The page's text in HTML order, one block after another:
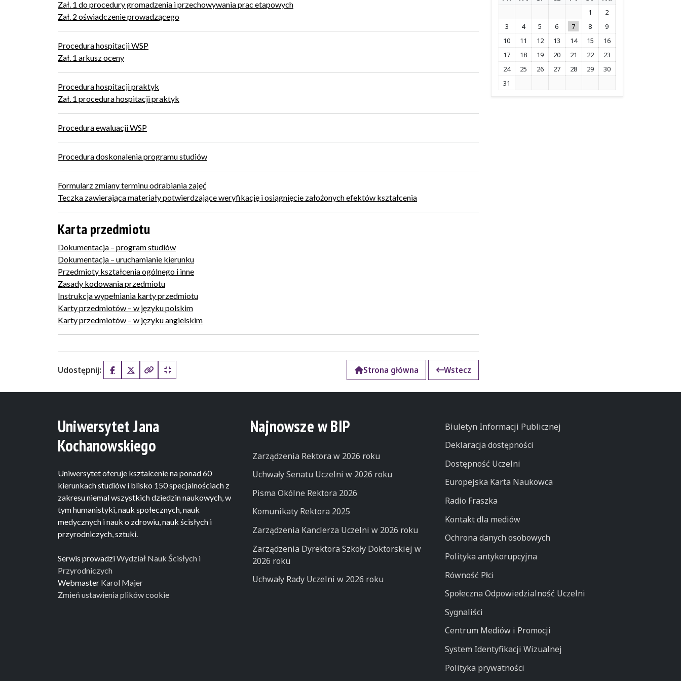
Zał. 1 do procedury gromadzenia i przechowywania prac etapowych
Zał. 2 oświadczenie prowadzącego
Procedura hospitacji WSP
Zał. 1 arkusz oceny
Procedura hospitacji praktyk
Zał. 1 procedura hospitacji praktyk
Procedura ewaluacji WSP
Procedura doskonalenia programu studiów
Formularz zmiany terminu odrabiania zajęć
Teczka zawierająca materiały potwierdzające weryfikację i osiągnięcie założonych efektów kształcenia
Karta przedmiotu
Dokumentacja – program studiów
Dokumentacja – uruchamianie kierunku
Przedmioty kształcenia ogólnego i inne
Zasady kodowania przedmiotu
Instrukcja wypełniania karty przedmiotu
Karty przedmiotów – w języku polskim
Karty przedmiotów – w języku angielskim
Udostępnij: FacebookX (Twitter)
Kopiuj pełny link
Kopiuj krótki link Strona główna Wstecz
1
2
3
4 5 6 7 8
9
10
11 12 13 14 15
16
17
18 19 20 21 22
23
24
25 26 27 28 29
30
31
Uniwersytet Jana
Kochanowskiego
Uniwersytet oferuje ksztalcenie na ponad 60
kierunkach studiów i blisko 150 specjalnościach z
zakresu niemal wszystkich dziedzin naukowych, w
tym humanistyki, nauk społecznych, nauk
medycznych i nauk o zdrowiu, nauk ścisłych i
przyrodniczych, sztuki.
Serwis prowadziWydział Nauk Ścisłych i
Przyrodniczych
Webmaster Karol Majer
Zmień ustawienia plików cookie
Najnowsze w BIP
Zarządzenia Rektora w 2026 roku
Uchwały Senatu Uczelni w 2026 roku
Pisma Okólne Rektora 2026
Komunikaty Rektora 2025
Zarządzenia Kanclerza Uczelni w 2026 roku
Zarządzenia Dyrektora Szkoły Doktorskiej w
2026 roku
Uchwały Rady Uczelni w 2026 roku
Biuletyn Informacji Publicznej
Deklaracja dostępności
Dostępność Uczelni
Europejska Karta Naukowca
Radio Fraszka
Kontakt dla mediów
Ochrona danych osobowych
Polityka antykorupcyjna
Równość Płci
Społeczna Odpowiedzialność Uczelni
Sygnaliści
Centrum Mediów i Promocji
System Identyfikacji Wizualnej
Polityka prywatności